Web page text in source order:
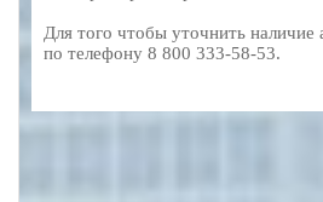
Для того чтобы уточнить наличие
по телефону 8 800 333-58-53.